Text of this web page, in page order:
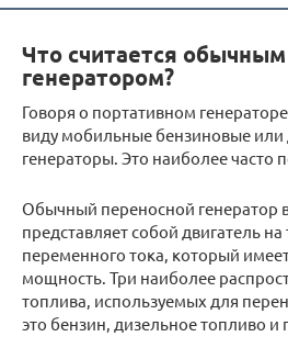
Что считается
генератором?
Говоря о портативном
виду мобильные бензиновые или
генераторы. Это наиболее часто
Обычный переносной генератор
представляет собой двигатель
переменного тока, который
мощность. Три наиболее
топлива, используемых для
это бензин, дизельное топливо и